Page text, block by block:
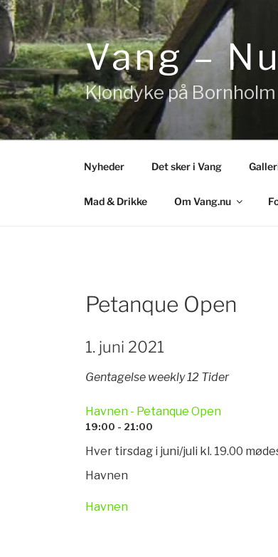
Videre
til
indhold
Vang –
Klondyke på
Nyheder Det sker i Vang
Mad & Drikke Om Vang.nu
Petanque Open
1. juni 2021
Gentagelse weekly 12 Tider
Havnen - Petanque Open
19:00 - 21:00
Hver tirsdag i juni/juli kl. 19.00
Havnen
Havnen